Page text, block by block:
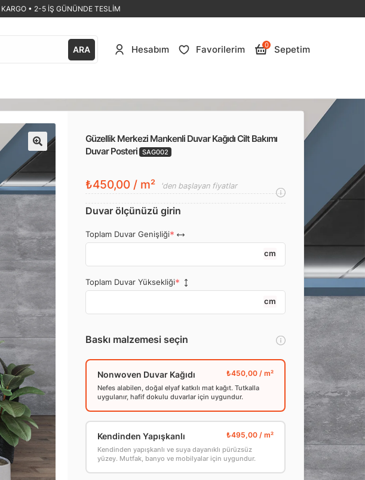
• 2-5 İŞ GÜNÜNDE TESLİM
ARA Hesabım Favorilerim 0 Sepetim
🔍
Güzellik Merkezi Mankenli Duvar Kağıdı Cilt Bakımı
Duvar Posteri SAG002
₺450,00 / m² 'den başlayan fiyatlar
Duvar ölçünüzü girin
Toplam Duvar Genişliği
cm
Toplam Duvar Yüksekliği
cm
Baskı malzemesi seçin
Nonwoven Duvar Kağıdı
Nefes alabilen, doğal elyaf katkılı mat kağıt. Tutkalla
uygulanır, hafif dokulu duvarlar için uygundur.
Kendinden Yapışkanlı
Kendinden yapışkanlı ve suya dayanıklı pürüzsüz
yüzey. Mutfak, banyo ve mobilyalar için uygundur.